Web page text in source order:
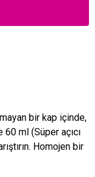
bir kap içinde,
60 ml (Süper açıcı
Homojen bir